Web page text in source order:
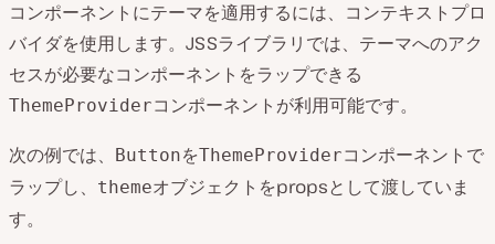
コンポーネントにテーマを適用するには、コンテキストプロ
バイダを使用します。JSSライブラリでは、テーマへのアク
セスが必要なコンポーネントをラップできる
ThemeProviderコンポーネントが利用可能です。
次の例では、 ButtonをThemeProviderコンポーネントで
ラップし、
themeオブジェクトをpropsとして渡していま
す。